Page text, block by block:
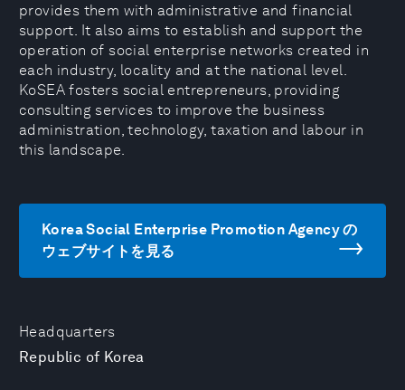
Headquarters
Republic of Korea
provides them with administrative and financial
support. It also aims to establish and support the
operation of social enterprise networks created in
each industry, locality and at the national level.
KoSEA fosters social entrepreneurs, providing
consulting services to improve the business
administration, technology, taxation and labour in
this landscape.
Korea Social Enterprise Promotion Agency の
ウェブサイトを見る